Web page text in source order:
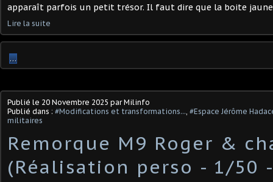
apparaît parfois un petit trésor. Il faut dire que la boite jaune
Lire la suite
…
Publié le 20 Novembre 2025 par Milinfo
Publié dans : #Modifications et transformations..., #Espace Jérôme
militaires
Remorque M9 Roger &
(Réalisation perso - 1/50